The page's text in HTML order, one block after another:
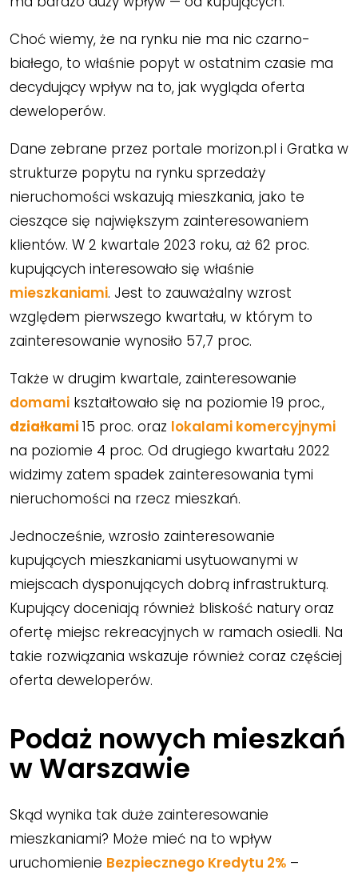
Choć wiemy, że na rynku nie ma nic czarno-
białego, to właśnie popyt w ostatnim czasie ma
decydujący wpływ na to, jak wygląda oferta
deweloperów.
Dane zebrane przez portale morizon.pl i Gratka w
strukturze popytu na rynku sprzedaży
nieruchomości wskazują mieszkania, jako te
cieszące się największym zainteresowaniem
klientów. W 2 kwartale 2023 roku, aż 62 proc.
kupujących interesowało się właśnie
mieszkaniami. Jest to zauważalny wzrost
względem pierwszego kwartału, w którym to
zainteresowanie wynosiło 57,7 proc.
Także w drugim kwartale, zainteresowanie
domami kształtowało się na poziomie 19 proc.,
działkami 15 proc. oraz lokalami komercyjnymi
na poziomie 4 proc. Od drugiego kwartału 2022
widzimy zatem spadek zainteresowania tymi
nieruchomości na rzecz mieszkań.
Jednocześnie, wzrosło zainteresowanie
kupujących mieszkaniami usytuowanymi w
miejscach dysponujących dobrą infrastrukturą.
Kupujący doceniają również bliskość natury oraz
ofertę miejsc rekreacyjnych w ramach osiedli. Na
takie rozwiązania wskazuje również coraz częściej
oferta deweloperów.
Podaż nowych mieszkań
w Warszawie
Skąd wynika tak duże zainteresowanie
mieszkaniami? Może mieć na to wpływ
uruchomienie Bezpiecznego Kredytu 2% –